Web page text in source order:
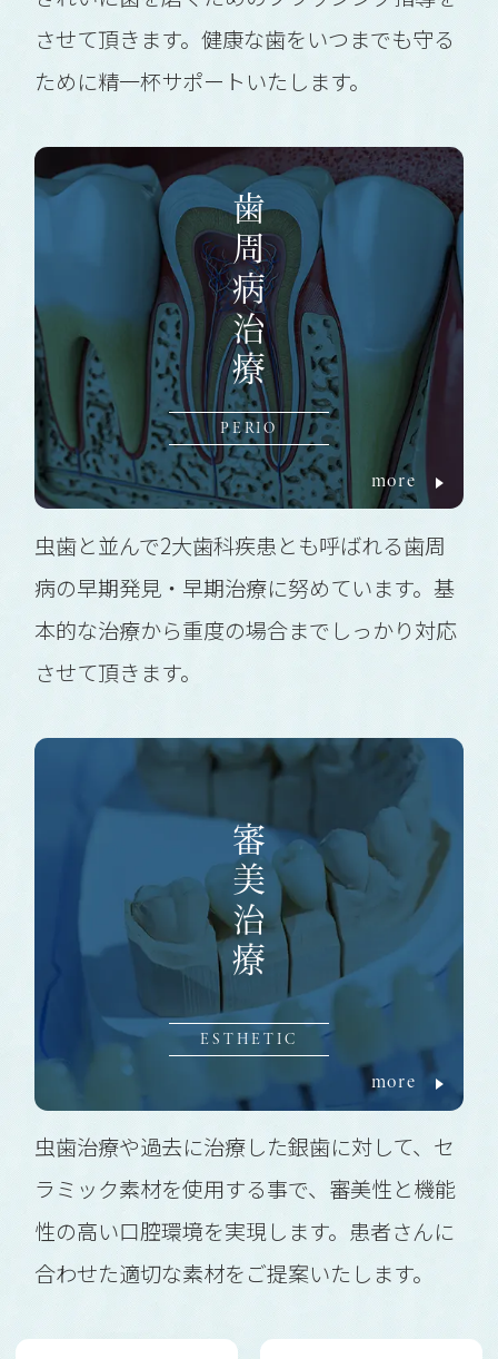
させて頂きます。健康な歯をいつまでも守る
ために精一杯サポートいたします。
歯周病治療
PERIO
more
虫歯と並んで2大歯科疾患とも呼ばれる歯周
病の早期発見・早期治療に努めています。基
本的な治療から重度の場合までしっかり対応
させて頂きます。
審美治療
ESTHETIC
more
虫歯治療や過去に治療した銀歯に対して、セ
ラミック素材を使用する事で、審美性と機能
性の高い口腔環境を実現します。患者さんに
合わせた適切な素材をご提案いたします。